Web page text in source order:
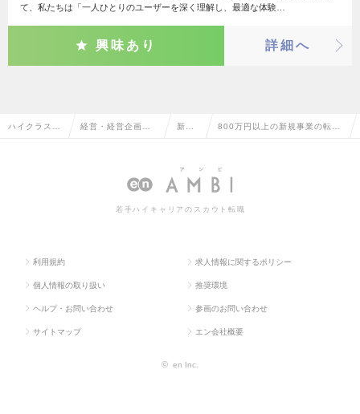
て、私たちは「一人ひとりのユーザーを深く理解し、最適な体験…
興味あり 詳細へ
ハイクラス求 経営・経営企画・ 新規 800万円以上の新規事業の転
若手ハイキャリアのスカウト転職
利用規約 求人情報に関するポリシー
個人情報の取り扱い 推奨環境
ヘルプ・お問い合わせ 参画のお問い合わせ
サイトマップ エン会社概要
© en Inc.